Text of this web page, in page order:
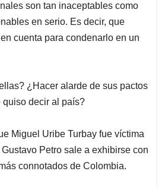
d
s
son tan inaceptables como
en serio. Es decir, que
cuenta para condenarlo en un
¿Hacer alarde de sus pactos
decir al país?
Miguel Uribe Turbay fue víctima
Petro sale a exhibirse con
connotados de Colombia.